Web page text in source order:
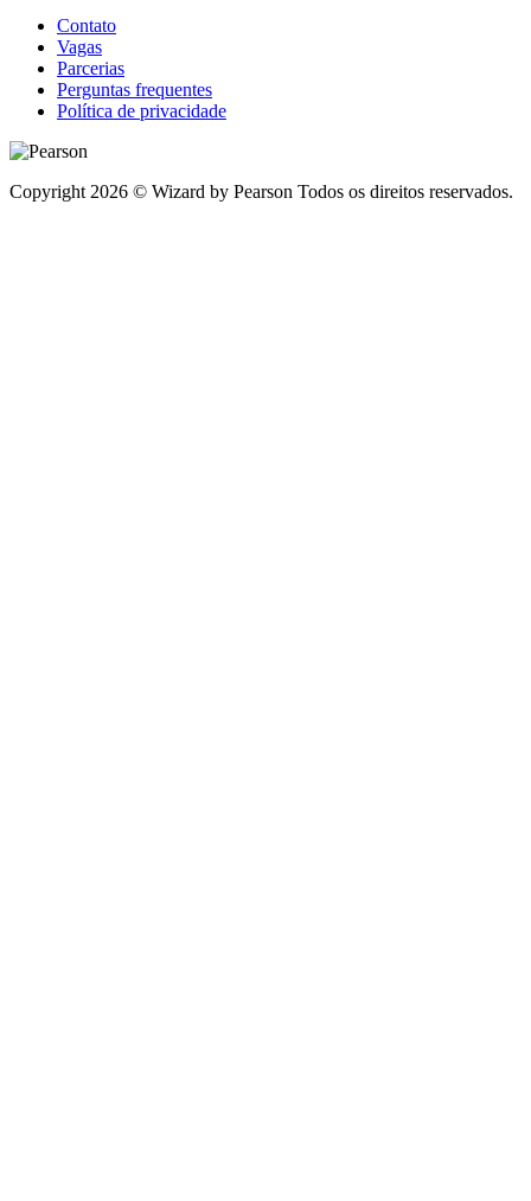
Contato
Vagas
Parcerias
Perguntas frequentes
Política de privacidade
Copyright 2026 © Wizard by Pearson Todos os direitos reservados.